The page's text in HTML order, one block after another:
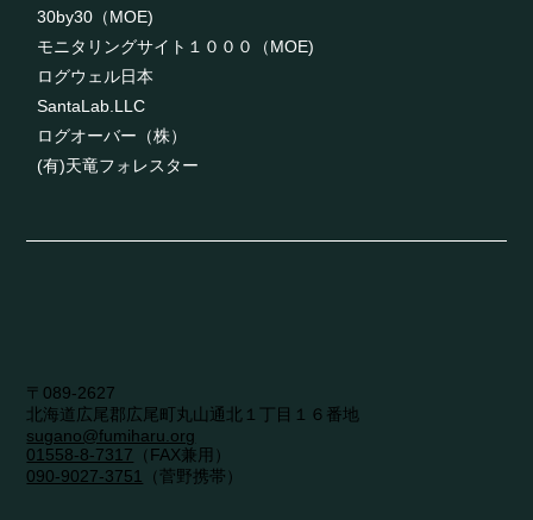
30by30（MOE)
モニタリングサイト１０００（MOE)
ログウェル日本
SantaLab.LLC
ログオーバー（株）
(有)天竜フォレスター
〒089-2627
​北海道広尾郡広尾町丸山通北１丁目１６番地
sugano@fumiharu.org
01558-8-7317​ （FAX兼用）
090-9027-3751 （菅野携帯）